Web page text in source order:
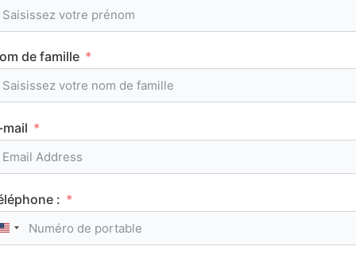
Tous les articles
AuFutur
SES
de famille
:
United States +1